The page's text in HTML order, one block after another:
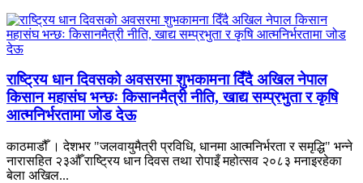
राष्ट्रिय धान दिवसको अवसरमा शुभकामना दिँदै अखिल नेपाल
किसान महासंघ भन्छः किसानमैत्री नीति, खाद्य सम्प्रभुता र कृषि
आत्मनिर्भरतामा जोड देऊ
काठमाडौँ । देशभर "जलवायुमैत्री प्रविधि, धानमा आत्मनिर्भरता र समृद्धि" भन्ने
नारासहित २३औँ राष्ट्रिय धान दिवस तथा रोपाइँ महोत्सव २०८३ मनाइरहेका
बेला अखिल...